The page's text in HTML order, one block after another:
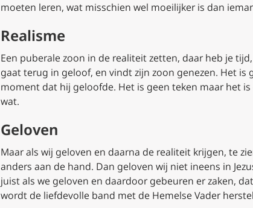
moeten leren, wat misschien wel moeilijker is dan
Realisme
Een puberale zoon in de realiteit zetten, daar heb je
gaat terug in geloof, en vindt zijn zoon genezen. Het is
moment dat hij geloofde. Het is geen teken maar het
wat.
Geloven
Maar als wij geloven en daarna de realiteit krijgen, te
anders aan de hand. Dan geloven wij niet ineens in
juist als we geloven en daardoor gebeuren er zaken,
wordt de liefdevolle band met de Hemelse Vader